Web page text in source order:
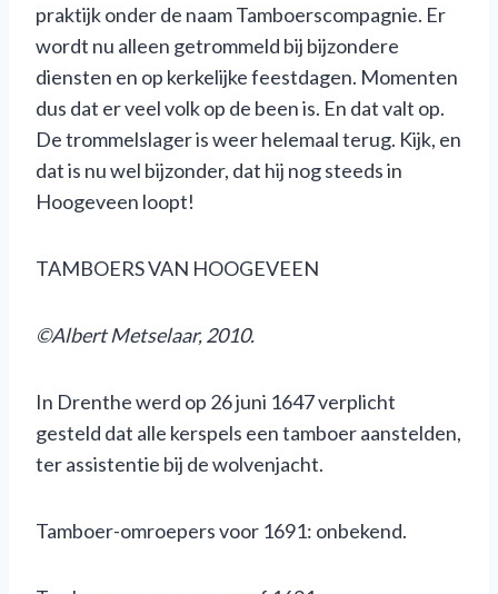
praktijk onder de naam Tamboerscompagnie. Er
wordt nu alleen getrommeld bij bijzondere
diensten en op kerkelijke feestdagen. Momenten
dus dat er veel volk op de been is. En dat valt op.
De trommelslager is weer helemaal terug. Kijk, en
dat is nu wel bijzonder, dat hij nog steeds in
Hoogeveen loopt!
TAMBOERS VAN HOOGEVEEN
©Albert Metselaar, 2010.
In Drenthe werd op 26 juni 1647 verplicht
gesteld dat alle kerspels een tamboer aanstelden,
ter assistentie bij de wolvenjacht.
Tamboer-omroepers voor 1691: onbekend.